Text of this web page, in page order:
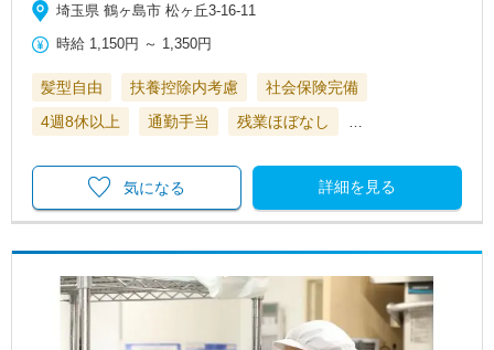
埼玉県 鶴ヶ島市 松ヶ丘3-16-11
時給 1,150円 ～ 1,350円
髪型自由 扶養控除内考慮
社会保険完備
4週8休以上
通勤手当 残業ほぼなし
詳細を見る
気になる